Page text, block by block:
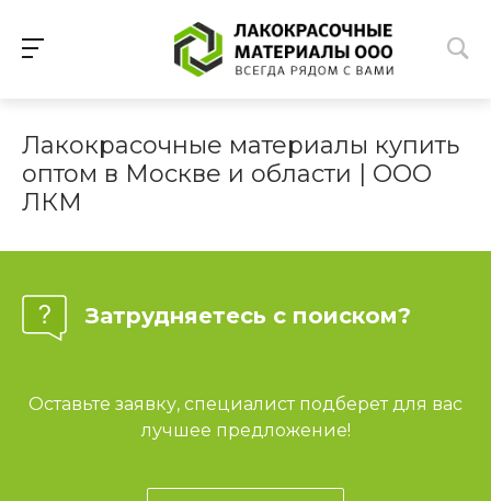
Лакокрасочные материалы купить
оптом в Москве и области | ООО
ЛКМ
Затрудняетесь с поиском?
Оставьте заявку, специалист подберет для вас
лучшее предложение!